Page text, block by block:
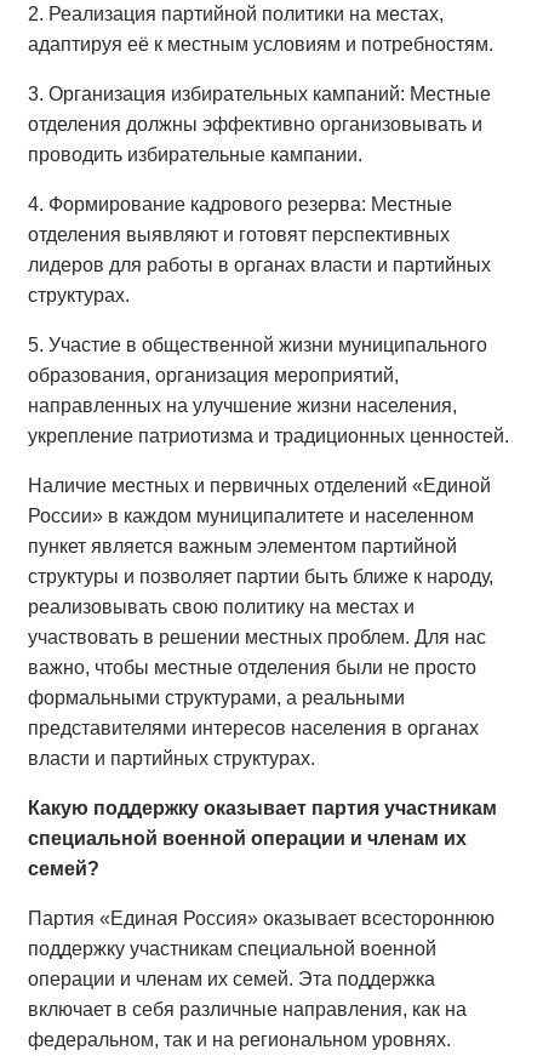
2. Реализация партийной политики на местах,
адаптируя её к местным условиям и потребностям.
3. Организация избирательных кампаний: Местные
отделения должны эффективно организовывать и
проводить избирательные кампании.
4. Формирование кадрового резерва: Местные
отделения выявляют и готовят перспективных
лидеров для работы в органах власти и партийных
структурах.
5. Участие в общественной жизни муниципального
образования, организация мероприятий,
направленных на улучшение жизни населения,
укрепление патриотизма и традиционных ценностей.
Наличие местных и первичных отделений «Единой
России» в каждом муниципалитете и населенном
пункет является важным элементом партийной
структуры и позволяет партии быть ближе к народу,
реализовывать свою политику на местах и
участвовать в решении местных проблем. Для нас
важно, чтобы местные отделения были не просто
формальными структурами, а реальными
представителями интересов населения в органах
власти и партийных структурах.
Какую поддержку оказывает партия участникам
специальной военной операции и членам их
семей?
Партия «Единая Россия» оказывает всестороннюю
поддержку участникам специальной военной
операции и членам их семей. Эта поддержка
включает в себя различные направления, как на
федеральном, так и на региональном уровнях.